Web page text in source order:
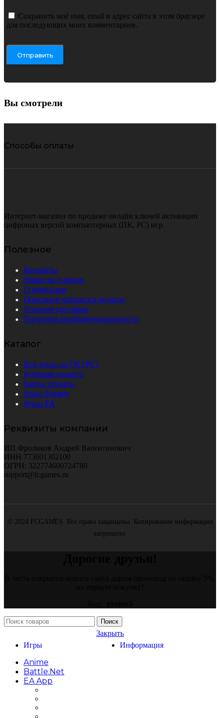
Сохранить моё имя, email и адрес сайта в этом браузере
для последующих моих комментариев.
Вы смотрели
Способы оплаты
Интернет-магазин по продаже онлайн ключей активации
цифровых версий компьютерных (ПК, PC) игр.
Полезное
Контакты
Новости и акции
О компании
Описание процесса оплаты
Условия доставки
Политика конфиденциальности
Каталог
Все игры на ПК (PC)
Игровая валюта
Карты оплаты
Игры Steam
Игры EA
Реквизиты компании
ИП Фроликов Андрей Валентинович
ИНН 773601302100
ОГРН: 322774600724780
support@fcgames.ru
© 2024 FCGAMES. Все права защищены. Копирование информации
запрещено.
Поиск
Закрыть
Информация
Игры
Anime
Battle.net
EA App